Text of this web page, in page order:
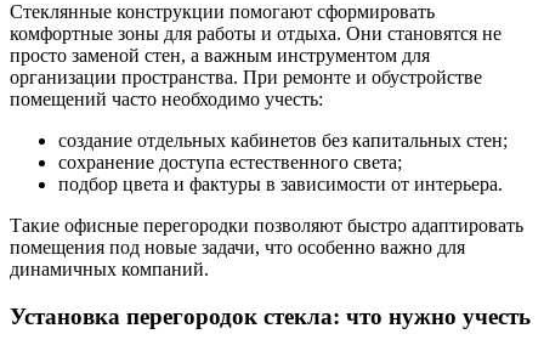
Стеклянные конструкции помогают сформировать
комфортные зоны для работы и отдыха. Они становятся не
просто заменой стен, а важным инструментом для
организации пространства. При ремонте и обустройстве
помещений часто необходимо учесть:
создание отдельных кабинетов без капитальных стен;
сохранение доступа естественного света;
подбор цвета и фактуры в зависимости от интерьера.
Такие офисные перегородки позволяют быстро адаптировать
помещения под новые задачи, что особенно важно для
динамичных компаний.
Установка перегородок стекла: что нужно учесть